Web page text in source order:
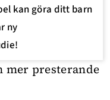
kan göra ditt barn
ny
mer presterande